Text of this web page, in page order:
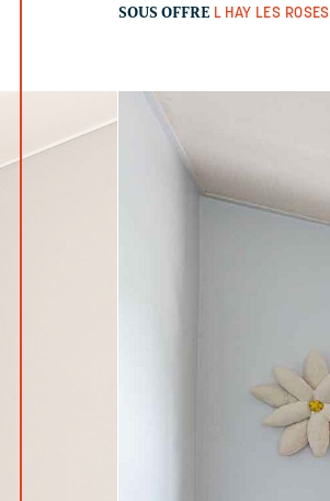
SOUS OFFRE L HAY LES ROSES